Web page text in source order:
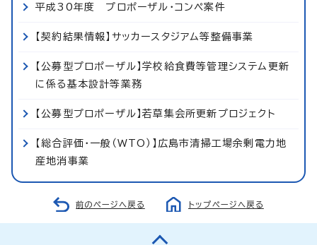
平成30年度 プロポーザル・コンペ案件
【契約結果情報】サッカースタジアム等整備事業
【公募型プロポーザル】学校給食費等管理システム更新
に係る基本設計等業務
【公募型プロポーザル】若草集会所更新プロジェクト
【総合評価・一般（WTO）】広島市清掃工場余剰電力地
産地消事業
前のページへ戻る トップページへ戻る